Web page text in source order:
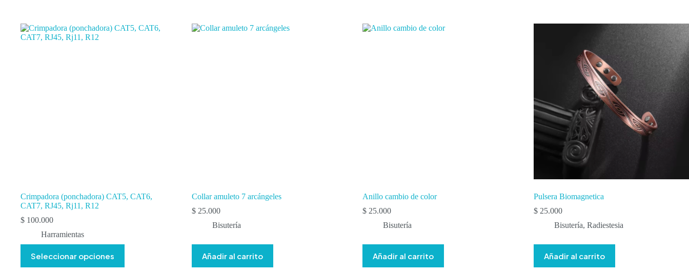
Crimpadora (ponchadora) CAT5, CAT6,
CAT7, RJ45, Rj11, R12
$ 100.000
Harramientas
Seleccionar opciones
producto
tiene
Collar amuleto 7 arcángeles
$25.000
Bisutería
Añadir al carrito
Anillo cambio de color
$ 25.000
Bisutería
Añadir al carrito
Pulsera Biomagnetica
$25.000
Bisutería, Radiestesia
Añadir al carrito